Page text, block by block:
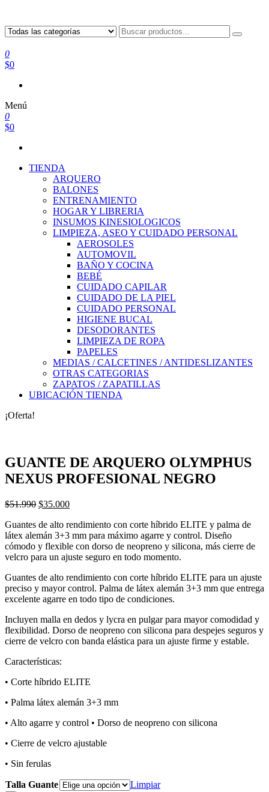
0
$0
Menú
0
$0
TIENDA
ARQUERO
BALONES
ENTRENAMIENTO
HOGAR Y LIBRERIA
INSUMOS KINESIOLOGICOS
LIMPIEZA, ASEO Y CUIDADO PERSONAL
AEROSOLES
AUTOMOVIL
BAÑO Y COCINA
BEBÉ
CUIDADO CAPILAR
CUIDADO DE LA PIEL
CUIDADO PERSONAL
HIGIENE BUCAL
DESODORANTES
LIMPIEZA DE ROPA
PAPELES
MEDIAS / CALCETINES / ANTIDESLIZANTES
OTRAS CATEGORIAS
ZAPATOS / ZAPATILLAS
UBICACIÓN TIENDA
¡Oferta!
GUANTE DE ARQUERO OLYMPHUS
NEXUS PROFESIONAL NEGRO
$51.990 El
original
era:
$51.990.
$35.000El
actual
es:
$35.000.
Guantes de alto rendimiento con corte híbrido ELITE y palma de
látex alemán 3+3 mm para máximo agarre y control. Diseño
cómodo y flexible con dorso de neopreno y silicona, más cierre de
velcro para un ajuste seguro en todo momento.
Guantes de alto rendimiento con corte híbrido ELITE para un ajuste
preciso y mayor control. Palma de látex alemán 3+3 mm que entrega
excelente agarre en todo tipo de condiciones.
Incluyen malla en dedos y lycra en pulgar para mayor comodidad y
flexibilidad. Dorso de neopreno con silicona para despejes seguros y
cierre de velcro con banda elástica para un ajuste firme y estable.
Características:
• Corte híbrido ELITE
• Palma látex alemán 3+3 mm
• Alto agarre y control • Dorso de neopreno con silicona
• Cierre de velcro ajustable
• Sin ferulas
Talla Guante Limpiar